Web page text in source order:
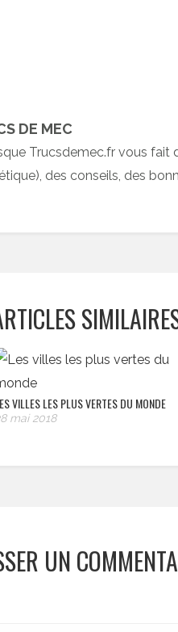
DE MEC
Trucsdemec.fr vous fait
des conseils, des
VILLES LES PLUS VERTES DU MONDE
mai 2018
UN